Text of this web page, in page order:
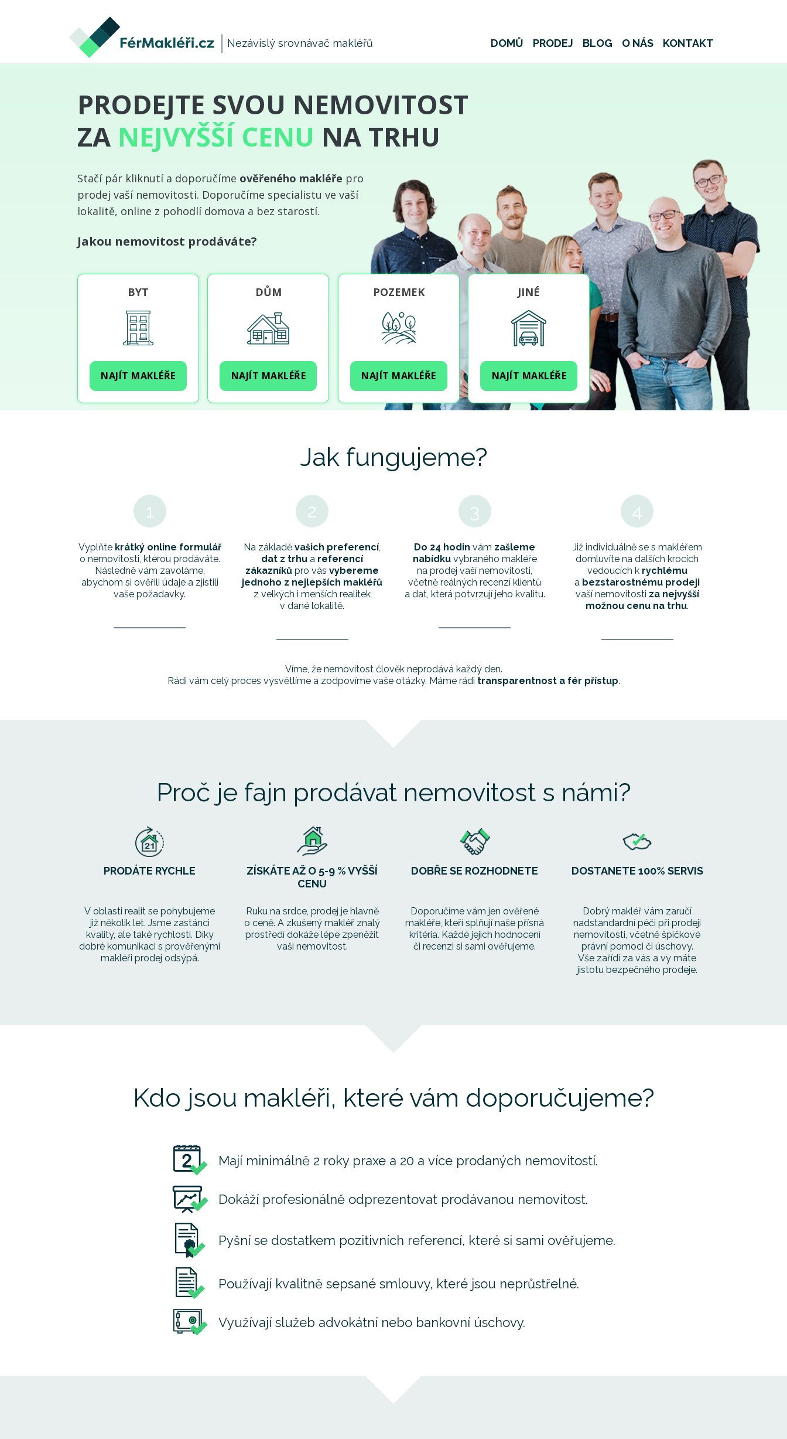
Nezávislý srovnávač makléřů DOMŮ PRODEJ BLOG O NÁS KONTAKT
PRODEJTE SVOU NEMOVITOST
ZA NEJVYŠŠÍ CENU NA TRHU
Stačí pár kliknutí a doporučíme ověřeného makléře pro
prodej vaší nemovitosti. Doporučíme specialistu ve vaší
lokalitě, online z pohodlí domova a bez starostí.
Jakou nemovitost prodáváte?
BYT
NAJÍT MAKLÉŘE
DŮM
NAJÍT MAKLÉŘE
POZEMEK
NAJÍT MAKLÉŘE
JINÉ
NAJÍT MAKLÉŘE
Jak fungujeme?
1
Vyplňte krátký online formulář
o nemovitosti, kterou prodáváte.
Následně vám zavoláme,
abychom si ověřili údaje a zjistili
vaše požadavky.
2
Na základěvašich preferencí,
dat z trhu a referencí
zákazníků pro vásvybereme
jednoho z nejlepších makléřů
z velkých i menších realitek
v dané lokalitě.
3
Do 24 hodin vám zašleme
nabídkuvybraného makléře
na prodej vaší nemovitosti,
včetně reálných recenzí klientů
a dat, která potvrzují jeho kvalitu.
4
Již individuálně se s makléřem
domluvíte na dalších krocích
vedoucích k rychlému
a bezstarostnému prodeji
vaší nemovitosti za nejvyšší
možnou cenu na trhu.
Víme, že nemovitost člověk neprodává každý den.
Rádi vám celý proces vysvětlíme a zodpovíme vaše otázky. Máme rádi transparentnost a fér přístup.
Proč je fajn prodávat nemovitost s námi?
PRODÁTE RYCHLE
V oblasti realit se pohybujeme
již několik let. Jsme zastánci
kvality, ale také rychlosti. Díky
dobré komunikaci s prověřenými
makléři prodej odsýpá.
ZÍSKÁTE AŽ O 5-9 % VYŠŠÍ
CENU
Ruku na srdce, prodej je hlavně
o ceně. A zkušený makléř znalý
prostředí dokáže lépe zpeněžit
vaši nemovitost.
DOBŘE SE ROZHODNETE
Doporučíme vám jen ověřené
makléře, kteří splňují naše přísná
kritéria. Každé jejich hodnocení
či recenzi si sami ověřujeme.
DOSTANETE 100% SERVIS
Dobrý makléř vám zaručí
nadstandardní péči při prodeji
nemovitosti, včetně špičkové
právní pomoci či úschovy.
Vše zařídí za vás a vy máte
jistotu bezpečného prodeje.
Kdo jsou makléři, které vám doporučujeme?
Mají minimálně 2 roky praxe a 20 a více prodaných nemovitostí.
Dokáží profesionálně odprezentovat prodávanou nemovitost.
Pyšní se dostatkem pozitivních referencí, které si sami ověřujeme.
Používají kvalitně sepsané smlouvy, které jsou neprůstřelné.
Využívají služeb advokátní nebo bankovní úschovy.